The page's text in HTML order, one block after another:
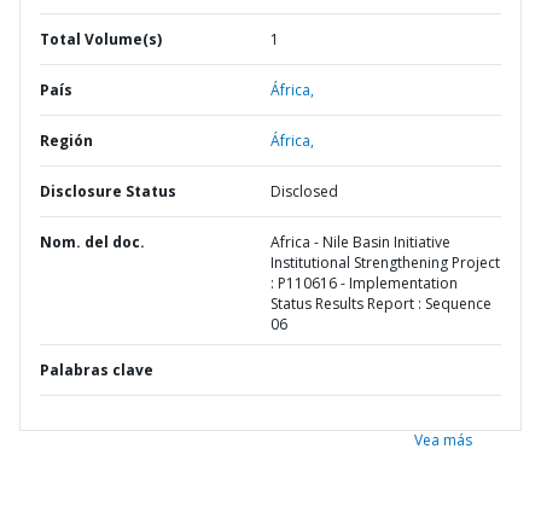
Total Volume(s) 1
País África,
Región África,
Disclosure Status Disclosed
Nom. del doc.
Africa - Nile Basin Initiative
Institutional Strengthening Project
: P110616 - Implementation
Status Results Report : Sequence
06
Palabras clave
Vea más